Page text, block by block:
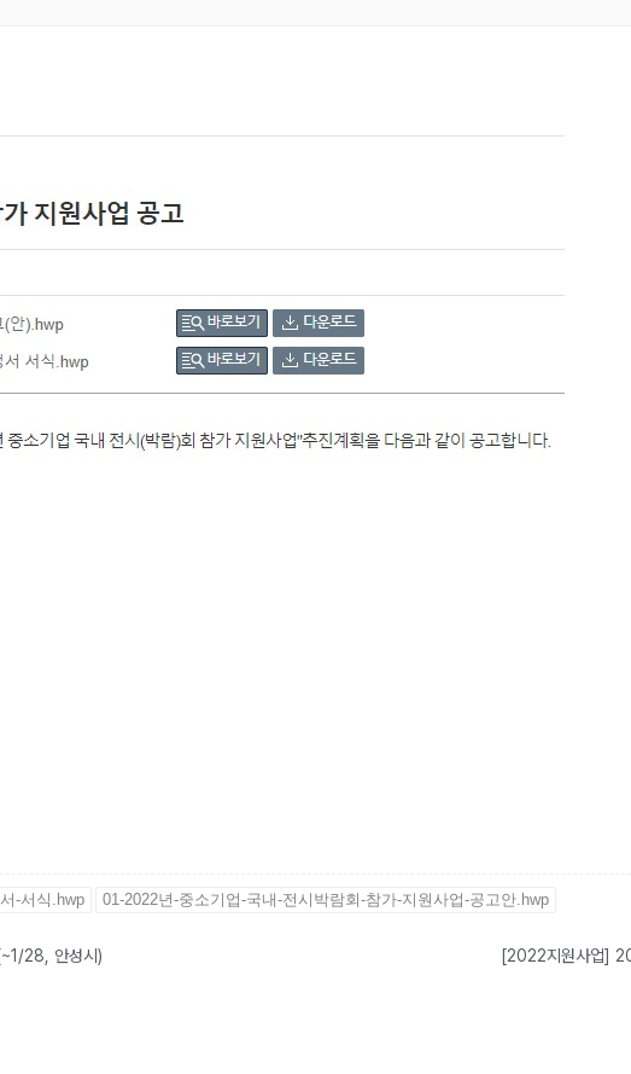
-서식.hwp 01-2022년-중소기업-국내-전시박람회-참가-지원사업-공고안.hwp
28, 안성시) [2022지원사업]